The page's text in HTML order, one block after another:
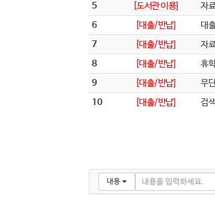
5
[도서관 이용]
자
6
[대출/반납]
대
7
[대출/반납]
자
8
[대출/반납]
휴
9
[대출/반납]
무
10
[대출/반납] 검
내용